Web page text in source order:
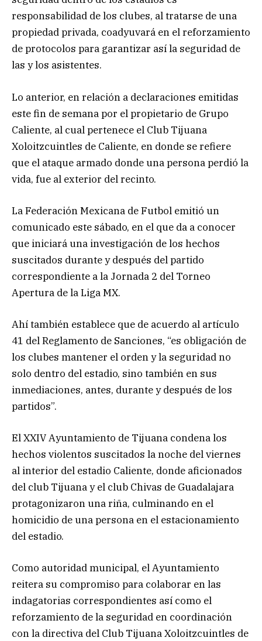
responsabilidad de los clubes, al tratarse de una
propiedad privada, coadyuvará en el reforzamiento
de protocolos para garantizar así la seguridad de
las y los asistentes.
Lo anterior, en relación a declaraciones emitidas
este fin de semana por el propietario de Grupo
Caliente, al cual pertenece el Club Tijuana
Xoloitzcuintles de Caliente, en donde se refiere
que el ataque armado donde una persona perdió la
vida, fue al exterior del recinto.
La Federación Mexicana de Futbol emitió un
comunicado este sábado, en el que da a conocer
que iniciará una investigación de los hechos
suscitados durante y después del partido
correspondiente a la Jornada 2 del Torneo
Apertura de la Liga MX.
Ahí también establece que de acuerdo al artículo
41 del Reglamento de Sanciones, “es obligación de
los clubes mantener el orden y la seguridad no
solo dentro del estadio, sino también en sus
inmediaciones, antes, durante y después de los
partidos”.
El XXIV Ayuntamiento de Tijuana condena los
hechos violentos suscitados la noche del viernes
al interior del estadio Caliente, donde aficionados
del club Tijuana y el club Chivas de Guadalajara
protagonizaron una riña, culminando en el
homicidio de una persona en el estacionamiento
del estadio.
Como autoridad municipal, el Ayuntamiento
reitera su compromiso para colaborar en las
indagatorias correspondientes así como el
reforzamiento de la seguridad en coordinación
con la directiva del Club Tijuana Xoloitzcuintles de